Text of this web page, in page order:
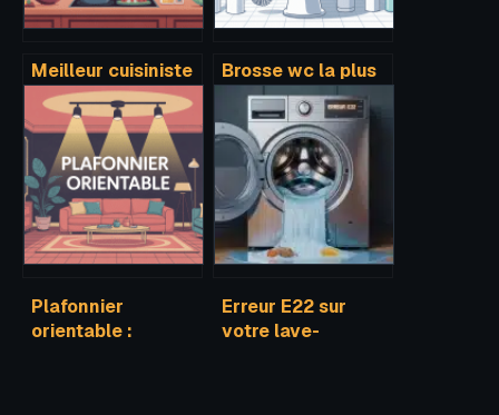
Meilleur cuisiniste
2024 : le guide
pour choisir sans
se tromper
Brosse wc la plus
efficace :
comment choisir
le bon modèle
pour chez vous
Plafonnier
orientable :
Erreur E22 sur
votre lave-